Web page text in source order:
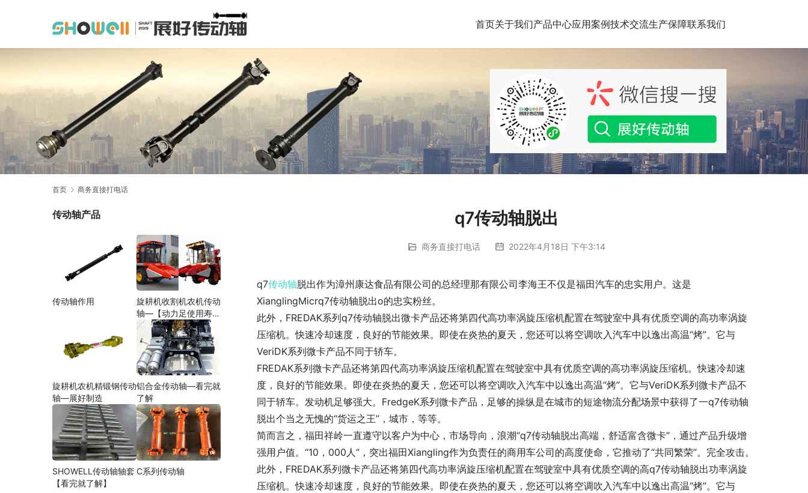
首页关于我们产品中心应用案例技术交流生产保障联系我们
首页 商务直接打电话
q7传动轴脱出
商务直接打电话 2022年4月18日 下午3:14
q7传动轴脱出作为漳州康达食品有限公司的总经理那有限公司李海王不仅是福田汽车的忠实用户。这是
XianglingMicrq7传动轴脱出o的忠实粉丝。
此外，FREDAK系列q7传动轴脱出微卡产品还将第四代高功率涡旋压缩机配置在驾驶室中具有优质空调的高功率涡旋
压缩机。快速冷却速度，良好的节能效果。即使在炎热的夏天，您还可以将空调吹入汽车中以逸出高温“烤”。它与
VeriDK系列微卡产品不同于轿车。
FREDAK系列微卡产品还将第四代高功率涡旋压缩机配置在驾驶室中具有优质空调的高功率涡旋压缩机。快速冷却速
度，良好的节能效果。即使在炎热的夏天，您还可以将空调吹入汽车中以逸出高温“烤”。它与VeriDK系列微卡产品不
同于轿车。发动机足够强大。FredgeK系列微卡产品，足够的操纵是在城市的短途物流分配场景中获得了一q7传动轴
脱出个当之无愧的“货运之王”，城市，等等。
简而言之，福田祥岭一直遵守以客户为中心，市场导向，浪潮“q7传动轴脱出高端，舒适富含微卡“，通过产品升级增
强用户值。“10，000人“，突出福田Xiangling作为负责任的商用车公司的高度使命，它推动了“共同繁荣”。完全攻击。
此外，FREDAK系列微卡产品还将第四代高功率涡旋压缩机配置在驾驶室中具有优质空调的高q7传动轴脱出功率涡旋
压缩机。快速冷却速度，良好的节能效果。即使在炎热的夏天，您还可以将空调吹入汽车中以逸出高温“烤”。它与
传动轴产品
传动轴作用
旋耕机收割机农机传动
轴—【动力足使用寿命
久】
旋耕机农机精锻钢传动
轴—展好制造
铝合金传动轴—看完就
了解
SHOWELL传动轴轴套
【看完就了解】
C系列传动轴